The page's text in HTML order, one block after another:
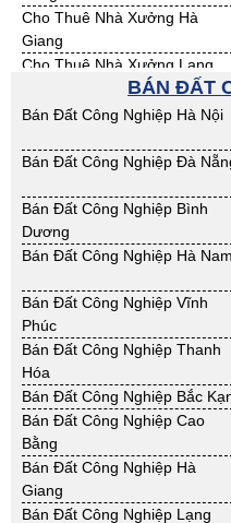
Cho Thuê Nhà Xưởng Hà
Giang
Cho Thuê Nhà Xưởng Lạng
Cho Thuê Nhà Xưởng Nam
Cho Thuê Nhà Xưởng Sơn La
Cho Thuê Nhà Xưởng Thái
Nguyên
Cho Thuê Nhà Xưởng Yên Bái
Cho Thuê Nhà Xưởng Khánh
Hoà
Cho Thuê Nhà Xưởng Bình
Định
Cho Thuê Nhà Xưởng Đăk
Nông
Cho Thuê Nhà Xưởng Gia Lai
Cho Thuê Nhà Xưởng Kon
Tum
Cho Thuê Nhà Xưởng Ninh
BÁN ĐẤT
Bán Đất Công Nghiệp Hà Nội
Bán Đất Công Nghiệp Đà
Bán Đất Công Nghiệp Bình
Dương
Bán Đất Công Nghiệp Hà Nam
Bán Đất Công Nghiệp Vĩnh
Phúc
Bán Đất Công Nghiệp Thanh
Hóa
Bán Đất Công Nghiệp Bắc
Bán Đất Công Nghiệp Cao
Bằng
Bán Đất Công Nghiệp Hà
Giang
Bán Đất Công Nghiệp Lạng